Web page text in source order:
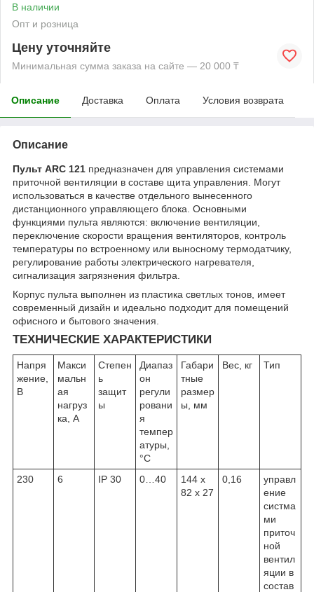
В наличии
Опт и розница
Цену уточняйте
Минимальная сумма заказа на сайте — 20 000 ₸
Описание Доставка Оплата Условия возврата
Описание
Пульт ARC 121 предназначен для управления системами
приточной вентиляции в составе щита управления. Могут
использоваться в качестве отдельного вынесенного
дистанционного управляющего блока. Основными
функциями пульта являются: включение вентиляции,
переключение скорости вращения вентиляторов, контроль
температуры по встроенному или выносному термодатчику,
регулирование работы электрического нагревателя,
сигнализация загрязнения фильтра.
Корпус пульта выполнен из пластика светлых тонов, имеет
современный дизайн и идеально подходит для помещений
офисного и бытового значения.
ТЕХНИЧЕСКИЕ ХАРАКТЕРИСТИКИ
Напря
жение,
В
Макси
мальн
ая
нагруз
ка, А
Степен
ь
защит
ы
Диапаз
он
регули
ровани
я
темпер
атуры,
°С
Габари
тные
размер
ы, мм
Вес, кг Тип
230 6 IP 30 0…40
144 x
82 x 27
0,16
управл
ение
систма
ми
приточ
ной
вентил
яции в
состав